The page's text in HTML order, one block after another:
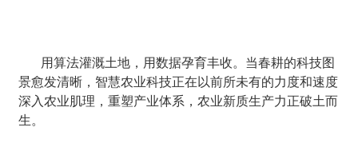
用算法灌溉土地，用数据孕育丰收。当春耕的科技图
景愈发清晰，智慧农业科技正在以前所未有的力度和速度
深入农业肌理，重塑产业体系，农业新质生产力正破土而
生。